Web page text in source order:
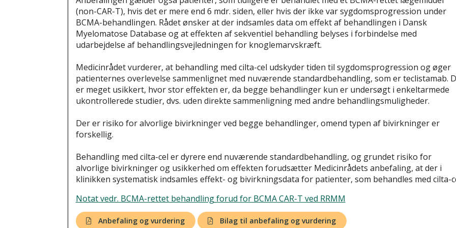
(non-CAR-T), hvis det er mere end 6 mdr. siden, eller hvis der ikke var sygdomsprogression under
BCMA-behandlingen. Rådet ønsker at der indsamles data om effekt af behandlingen i Dansk
Myelomatose Database og at effekten af sekventiel behandling belyses i forbindelse med
udarbejdelse af behandlingsvejledningen for knoglemarvskræft.
Medicinrådet vurderer, at behandling med cilta-cel udskyder tiden til sygdomsprogression og øger
patienternes overlevelse sammenlignet med nuværende standardbehandling, som er teclistamab.
er meget usikkert, hvor stor effekten er, da begge behandlinger kun er undersøgt i enkeltarmede
ukontrollerede studier, dvs. uden direkte sammenligning med andre behandlingsmuligheder.
Der er risiko for alvorlige bivirkninger ved begge behandlinger, omend typen af bivirkninger er
forskellig.
Behandling med cilta-cel er dyrere end nuværende standardbehandling, og grundet risiko for
alvorlige bivirkninger og usikkerhed om effekten forudsætter Medicinrådets anbefaling, at der i
klinikken systematisk indsamles effekt- og bivirkningsdata for patienter, som behandles med cilta-
Notat vedr. BCMA-rettet behandling forud for BCMA CAR-T ved RRMM
Anbefaling og vurdering Bilag til anbefaling og vurdering